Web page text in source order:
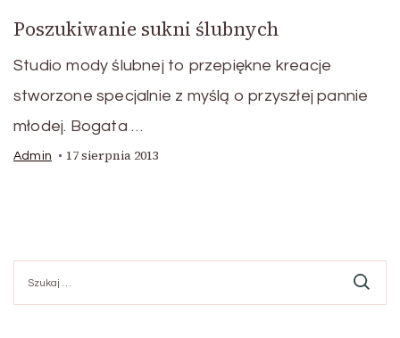
Poszukiwanie sukni ślubnych
Studio mody ślubnej to przepiękne kreacje
stworzone specjalnie z myślą o przyszłej pannie
młodej. Bogata …
Admin 17 sierpnia 2013